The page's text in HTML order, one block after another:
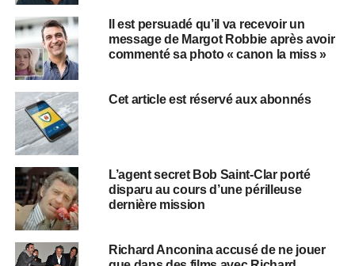
Il est persuadé qu’il va recevoir un
message de Margot Robbie après avoir
commenté sa photo « canon la miss »
Cet article est réservé aux abonnés
L’agent secret Bob Saint-Clar porté
disparu au cours d’une périlleuse
dernière mission
Richard Anconina accusé de ne jouer